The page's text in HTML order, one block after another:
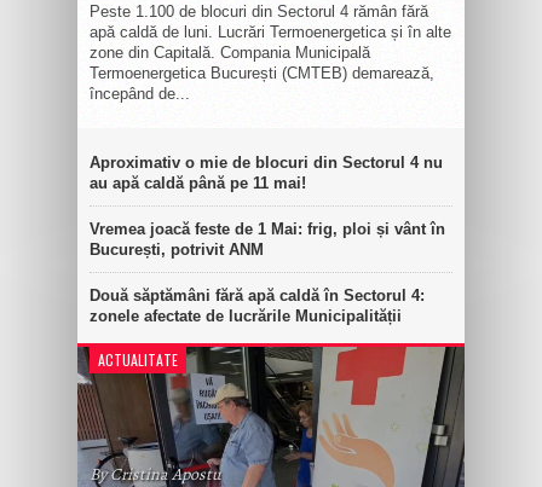
Peste 1.100 de blocuri din Sectorul 4 rămân fără
apă caldă de luni. Lucrări Termoenergetica și în alte
zone din Capitală. Compania Municipală
Termoenergetica București (CMTEB) demarează,
începând de...
Aproximativ o mie de blocuri din Sectorul 4 nu
au apă caldă până pe 11 mai!
Vremea joacă feste de 1 Mai: frig, ploi și vânt în
București, potrivit ANM
Două săptămâni fără apă caldă în Sectorul 4:
zonele afectate de lucrările Municipalității
ACTUALITATE
By Cristina Apostu